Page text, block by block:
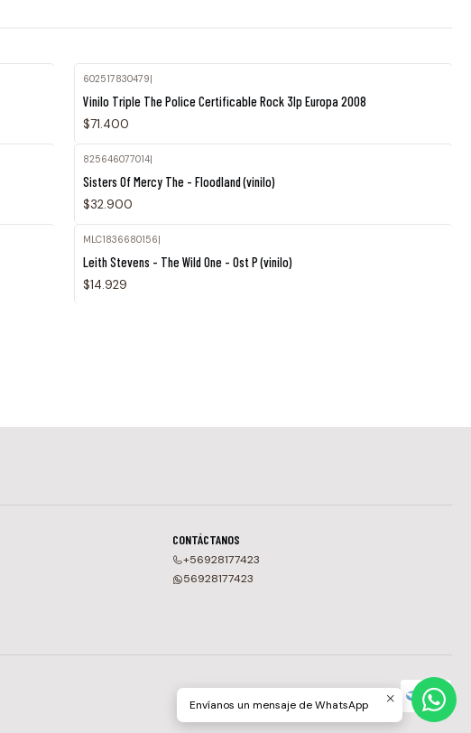
602517830479|
Vinilo Triple The Police Certificable Rock 3lp Europa 2008
$71.400
825646077014|
Sisters Of Mercy The - Floodland (vinilo)
$32.900
MLC1836680156
Leith Stevens - The Wild One - Ost P (vinilo)
$14.929
CONTÁCTANOS
+56928177423
56928177423
Envíanos un mensaje de WhatsApp